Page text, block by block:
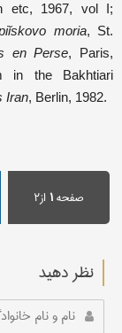
etc, 1967, vol I;
moria, St.
en Perse, Paris,
in the Bakhtiari
Iran, Berlin, 1982.
صفحه۱ از۲
نظر دهید